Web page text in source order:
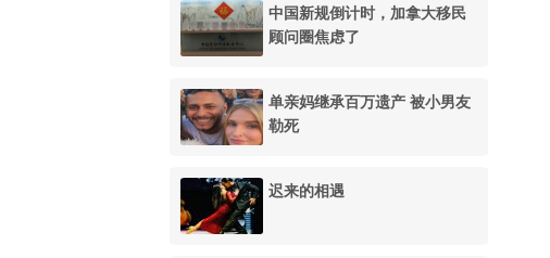
中国新规倒计时，加拿大移民
顾问圈焦虑了
单亲妈继承百万遗产 被小男友
勒死
迟来的相遇